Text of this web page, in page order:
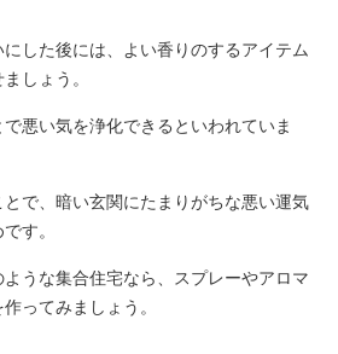
した後には、よい香りのするアイテム
しょう。
悪い気を浄化できるといわれていま
で、暗い玄関にたまりがちな悪い運気
す。
うな集合住宅なら、スプレーやアロマ
ってみましょう。